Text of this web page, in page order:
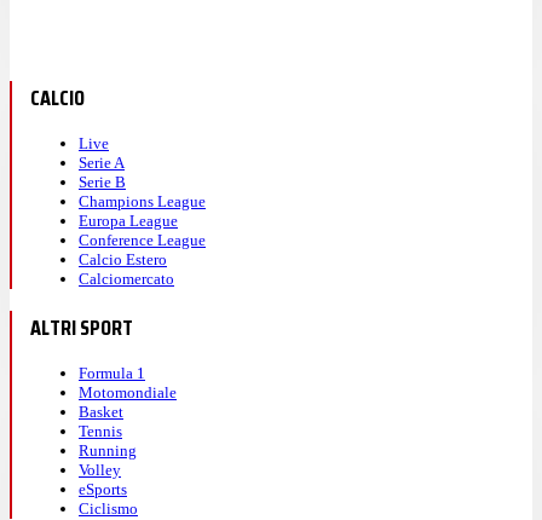
CALCIO
Live
Serie A
Serie B
Champions League
Europa League
Conference League
Calcio Estero
Calciomercato
ALTRI SPORT
Formula 1
Motomondiale
Basket
Tennis
Running
Volley
eSports
Ciclismo